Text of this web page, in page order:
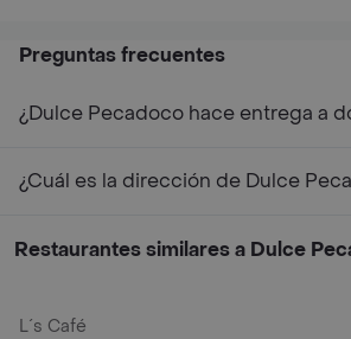
Preguntas frecuentes
¿Dulce Pecadoco hace entrega a
¿Cuál es la dirección de Dulce
Restaurantes similares a Dulce
L´s Café